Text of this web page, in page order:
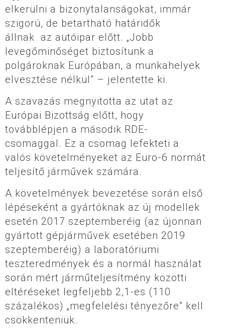
elkerülni a bizonytalanságokat, immár
szigorú, de betartható határidők
állnak az autóipar előtt. „Jobb
levegőminőséget biztosítunk a
polgároknak Európában, a munkahelyek
elvesztése nélkül” – jelentette ki.
A szavazás megnyitotta az utat az
Európai Bizottság előtt, hogy
továbblépjen a második RDE-
csomaggal. Ez a csomag lefekteti a
valós követelményeket az Euro-6 normát
teljesítő járművek számára.
A követelmények bevezetése során első
lépéseként a gyártóknak az új modellek
esetén 2017 szeptemberéig (az újonnan
gyártott gépjárművek esetében 2019
szeptemberéig) a laboratóriumi
teszteredmények és a normál használat
során mért járműteljesítmény közötti
eltéréseket legfeljebb 2,1-es (110
százalékos) „megfelelési tényezőre” kell
csökkenteniük.